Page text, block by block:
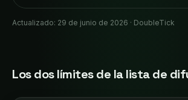
Actualizado: 29 de junio de 2026 · DoubleTick
Los dos límites de la lista de